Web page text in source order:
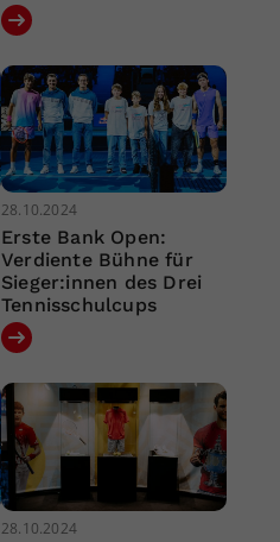
28.10.2024
Erste Bank Open:
Verdiente Bühne für
Sieger:innen des Drei
Tennisschulcups
28.10.2024